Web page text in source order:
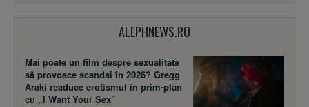
ALEPHNEWS.RO
Mai poate un film despre sexualitate
să provoace scandal în 2026? Gregg
Araki readuce erotismul în prim-plan
cu „I Want Your Sex”